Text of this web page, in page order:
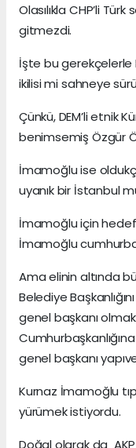
Olasılıkla CHP’li
gitmezdi.
İşte bu gerekçelerle
ikilisi mi sahneye
Çünkü, DEM’li etnik
benimsemiş Özgür
İmamoğlu ise
uyanık bir İstanbul
İmamoğlu için
İmamoğlu
Ama elinin altında
Belediye
genel başkanı
genel başkanı
Kurnaz İmamoğlu
yürümek istiyordu.
Doğal olarak da AKP